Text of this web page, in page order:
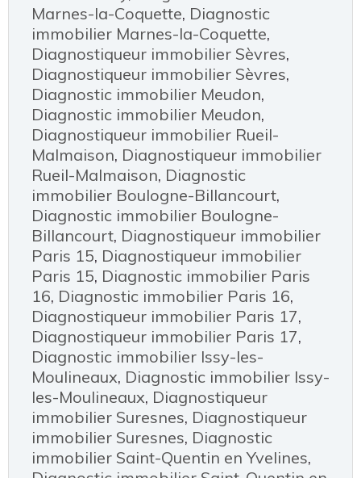
Marnes-la-Coquette, Diagnostic
immobilier Marnes-la-Coquette,
Diagnostiqueur immobilier Sèvres,
Diagnostiqueur immobilier Sèvres,
Diagnostic immobilier Meudon,
Diagnostic immobilier Meudon,
Diagnostiqueur immobilier Rueil-
Malmaison, Diagnostiqueur immobilier
Rueil-Malmaison, Diagnostic
immobilier Boulogne-Billancourt,
Diagnostic immobilier Boulogne-
Billancourt, Diagnostiqueur immobilier
Paris 15, Diagnostiqueur immobilier
Paris 15, Diagnostic immobilier Paris
16, Diagnostic immobilier Paris 16,
Diagnostiqueur immobilier Paris 17,
Diagnostiqueur immobilier Paris 17,
Diagnostic immobilier Issy-les-
Moulineaux, Diagnostic immobilier Issy-
les-Moulineaux, Diagnostiqueur
immobilier Suresnes, Diagnostiqueur
immobilier Suresnes, Diagnostic
immobilier Saint-Quentin en Yvelines,